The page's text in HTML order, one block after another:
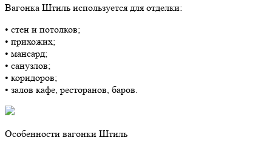
Вагонка Штиль используется для отделки:
• стен и потолков;
• прихожих;
• мансард;
• санузлов;
• коридоров;
• залов кафе, ресторанов, баров.
Особенности вагонки Штиль